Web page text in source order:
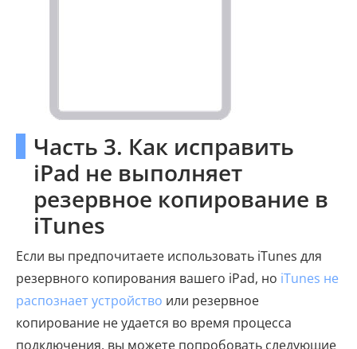
Часть 3. Как исправить
iPad не выполняет
резервное копирование в
iTunes
Если вы предпочитаете использовать iTunes для
резервного копирования вашего iPad, но iTunes не
распознает устройство или резервное
копирование не удается во время процесса
подключения, вы можете попробовать следующие